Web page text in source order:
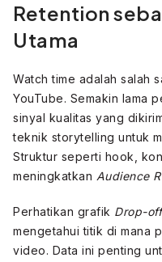
Retention
Utama
Watch time adalah salah
YouTube. Semakin lama
sinyal kualitas yang
teknik storytelling untuk
Struktur seperti hook,
meningkatkan Audience
Perhatikan grafik Drop-
mengetahui titik di mana
video. Data ini penting